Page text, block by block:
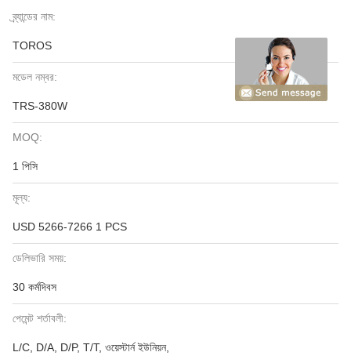
ব্র্যান্ডের নাম:
TOROS
মডেল নম্বর:
TRS-380W
MOQ:
1 পিসি
মূল্য:
USD 5266-7266 1 PCS
ডেলিভারি সময়:
30 কর্মদিবস
পেমেন্ট শর্তাবলী:
L/C, D/A, D/P, T/T, ওয়েস্টার্ন ইউনিয়ন,